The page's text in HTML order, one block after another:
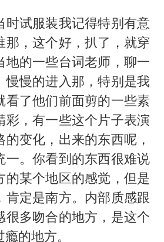
时试服装我记得特别有意
那，这个好，扒了，就穿
地的一些台词老师，聊一
慢慢的进入那，特别是我
看了他们前面剪的一些素
彩，有一些这个片子表演
变化，出来的东西呢，
一。你看到的东西很难说
的某个地区的感觉，但是
肯定是南方。内部质感跟
很多吻合的地方，是这个
的地方。